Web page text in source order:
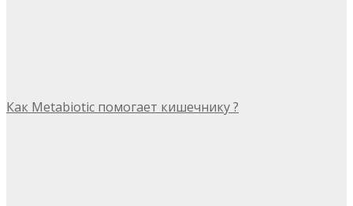
Как Metabiotic помогает кишечнику ?